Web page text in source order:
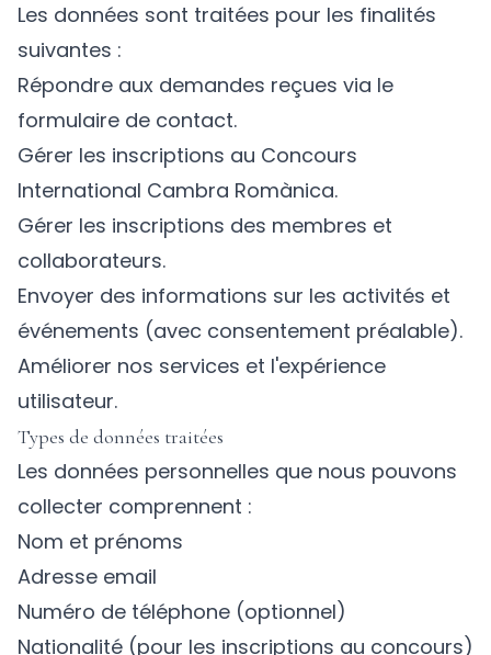
Les données sont traitées pour les finalités
suivantes :
Répondre aux demandes reçues via le
formulaire de contact.
Gérer les inscriptions au Concours
International Cambra Romànica.
Gérer les inscriptions des membres et
collaborateurs.
Envoyer des informations sur les activités et
événements (avec consentement préalable).
Améliorer nos services et l'expérience
utilisateur.
Types de données traitées
Les données personnelles que nous pouvons
collecter comprennent :
Nom et prénoms
Adresse email
Numéro de téléphone (optionnel)
Nationalité (pour les inscriptions au concours)